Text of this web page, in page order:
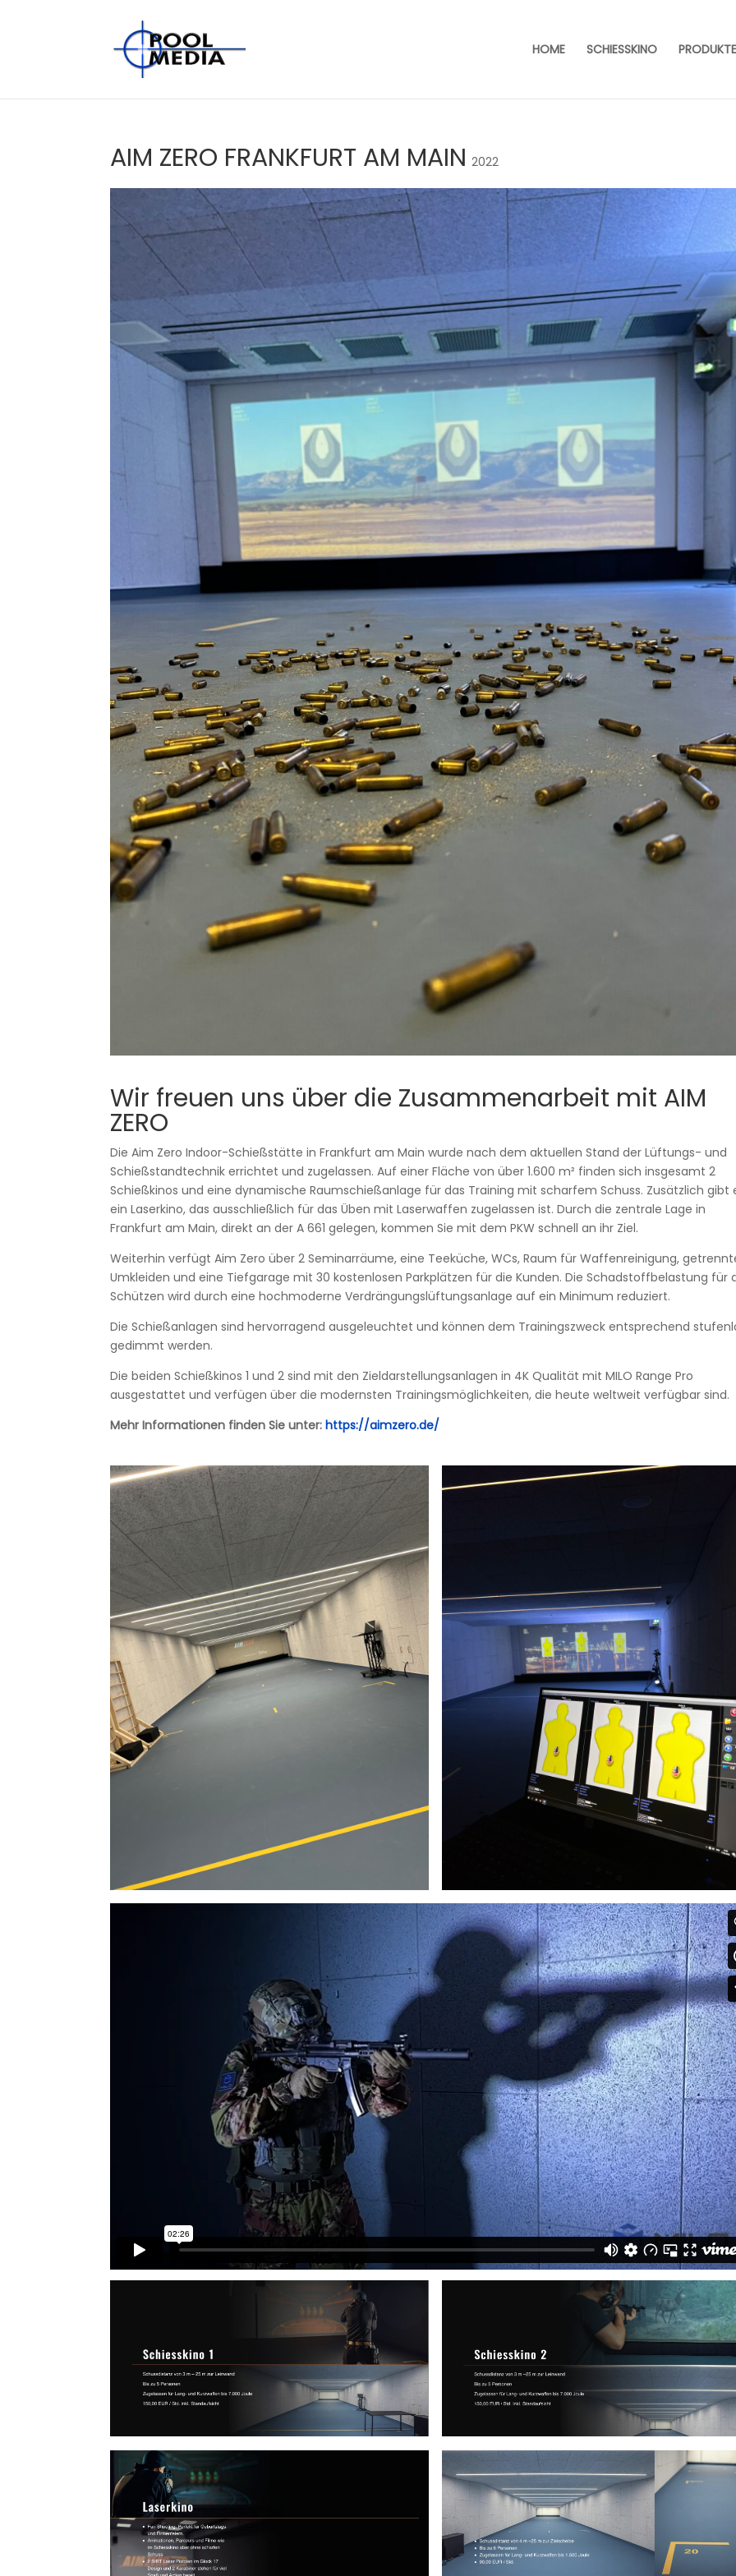
HOME SCHIESSKINO PRODUKTE
AIM ZERO FRANKFURT AM MAIN 2022
Wir freuen uns über die Zusammenarbeit mit AIM
ZERO
Die Aim Zero Indoor-Schießstätte in Frankfurt am Main wurde nach dem aktuellen Stand der Lüftungs- und
Schießstandtechnik errichtet und zugelassen. Auf einer Fläche von über 1.600 m² finden sich insgesamt 2
Schießkinos und eine dynamische Raumschießanlage für das Training mit scharfem Schuss. Zusätzlich gibt
ein Laserkino, das ausschließlich für das Üben mit Laserwaffen zugelassen ist. Durch die zentrale Lage in
Frankfurt am Main, direkt an der A 661 gelegen, kommen Sie mit dem PKW schnell an ihr Ziel.
Weiterhin verfügt Aim Zero über 2 Seminarräume, eine Teeküche, WCs, Raum für Waffenreinigung,
Umkleiden und eine Tiefgarage mit 30 kostenlosen Parkplätzen für die Kunden. Die Schadstoffbelastung für
Schützen wird durch eine hochmoderne Verdrängungslüftungsanlage auf ein Minimum reduziert.
Die Schießanlagen sind hervorragend ausgeleuchtet und können dem Trainingszweck entsprechend
gedimmt werden.
Die beiden Schießkinos 1 und 2 sind mit den Zieldarstellungsanlagen in 4K Qualität mit MILO Range Pro
ausgestattet und verfügen über die modernsten Trainingsmöglichkeiten, die heute weltweit verfügbar sind.
Mehr Informationen finden Sie unter:https://aimzero.de/